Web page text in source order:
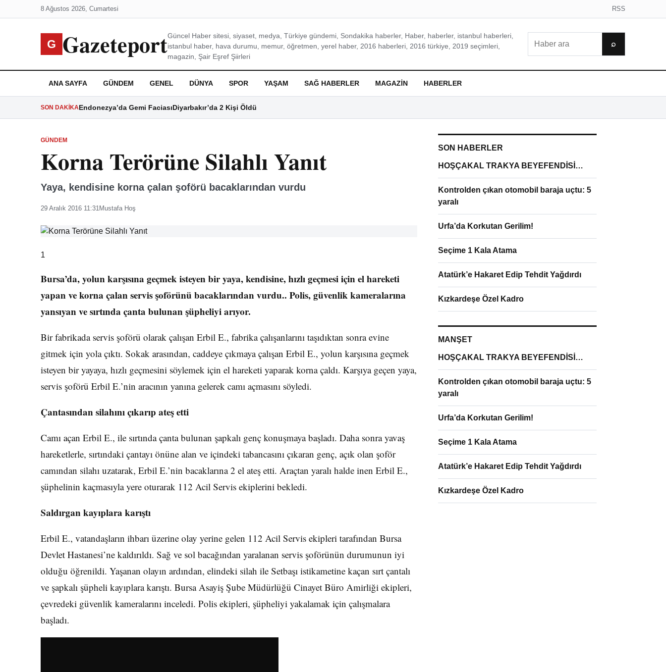
8 Ağustos 2026, Cumartesi RSS
G GazeteportGüncel Haber sitesi, siyaset, medya, Türkiye gündemi, Sondakika haberler, Haber, haberler, istanbul haberleri,
istanbul haber, hava durumu, memur, öğretmen, yerel haber, 2016 haberleri, 2016 türkiye, 2019 seçimleri,
magazin, Şair Eşref Şiirleri
⌕
ANA SAYFA GÜNDEM GENEL DÜNYA SPOR YAŞAM SAĞ HABERLER MAGAZIN HABERLER
SON DAKIKAEndonezya’da Gemi FaciasıDiyarbakır’da 2 Kişi Öldü
GÜNDEM
Korna Terörüne Silahlı Yanıt
Yaya, kendisine korna çalan şoförü bacaklarından vurdu
29 Aralık 2016 11:31Mustafa Hoş
1
Bursa’da, yolun karşısına geçmek isteyen bir yaya, kendisine, hızlı geçmesi için el hareketi
yapan ve korna çalan servis şoförünü bacaklarından vurdu.. Polis, güvenlik kameralarına
yansıyan ve sırtında çanta bulunan şüpheliyi arıyor.
Bir fabrikada servis şoförü olarak çalışan Erbil E., fabrika çalışanlarını taşıdıktan sonra evine
gitmek için yola çıktı. Sokak arasından, caddeye çıkmaya çalışan Erbil E., yolun karşısına geçmek
isteyen bir yayaya, hızlı geçmesini söylemek için el hareketi yaparak korna çaldı. Karşıya geçen yaya,
servis şoförü Erbil E.’nin aracının yanına gelerek camı açmasını söyledi.
Çantasından silahını çıkarıp ateş etti
Camı açan Erbil E., ile sırtında çanta bulunan şapkalı genç konuşmaya başladı. Daha sonra yavaş
hareketlerle, sırtındaki çantayı önüne alan ve içindeki tabancasını çıkaran genç, açık olan şoför
camından silahı uzatarak, Erbil E.’nin bacaklarına 2 el ateş etti. Araçtan yaralı halde inen Erbil E.,
şüphelinin kaçmasıyla yere oturarak 112 Acil Servis ekiplerini bekledi.
Saldırgan kayıplara karıştı
Erbil E., vatandaşların ihbarı üzerine olay yerine gelen 112 Acil Servis ekipleri tarafından Bursa
Devlet Hastanesi’ne kaldırıldı. Sağ ve sol bacağından yaralanan servis şoförünün durumunun iyi
olduğu öğrenildi. Yaşanan olayın ardından, elindeki silah ile Setbaşı istikametine kaçan sırt çantalı
ve şapkalı şüpheli kayıplara karıştı. Bursa Asayiş Şube Müdürlüğü Cinayet Büro Amirliği ekipleri,
çevredeki güvenlik kameralarını inceledi. Polis ekipleri, şüpheliyi yakalamak için çalışmalara
başladı.
SON HABERLER
HOŞÇAKAL TRAKYA BEYEFENDİSİ…
Kontrolden çıkan otomobil baraja uçtu: 5
yaralı
Urfa’da Korkutan Gerilim!
Seçime 1 Kala Atama
Atatürk’e Hakaret Edip Tehdit Yağdırdı
Kızkardeşe Özel Kadro
MANŞET
HOŞÇAKAL TRAKYA BEYEFENDİSİ…
Kontrolden çıkan otomobil baraja uçtu: 5
yaralı
Urfa’da Korkutan Gerilim!
Seçime 1 Kala Atama
Atatürk’e Hakaret Edip Tehdit Yağdırdı
Kızkardeşe Özel Kadro